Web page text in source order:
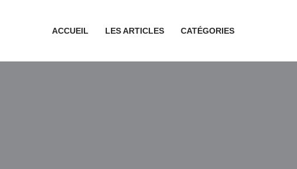
ACCUEIL LES ARTICLES CATÉGORIES